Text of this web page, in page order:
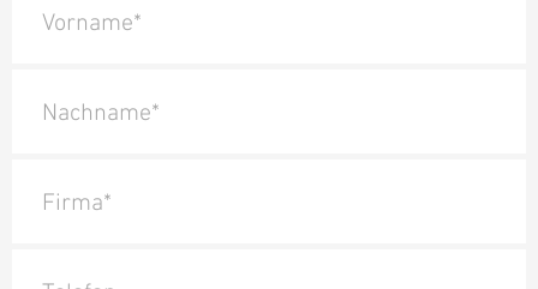
Vorname*
Nachname*
Firma*